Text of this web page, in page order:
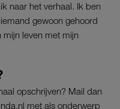
naar het verhaal. Ik ben
gewoon gehoord
leven met mijn
opschrijven? Mail dan
met als onderwerp